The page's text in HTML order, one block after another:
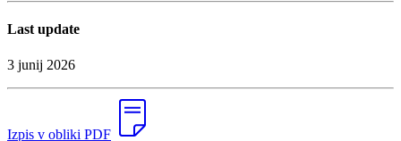
Last update
3 junij 2026
Izpis v obliki PDF